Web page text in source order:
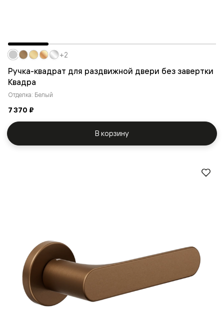
Ручка-квадрат для раздвижной двери без завертки
Квадра
Отделка: Белый
7 370 ₽
+2
В корзину